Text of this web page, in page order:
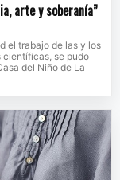
arte y soberanía”
el trabajo de las y los
se pudo
del Niño de La